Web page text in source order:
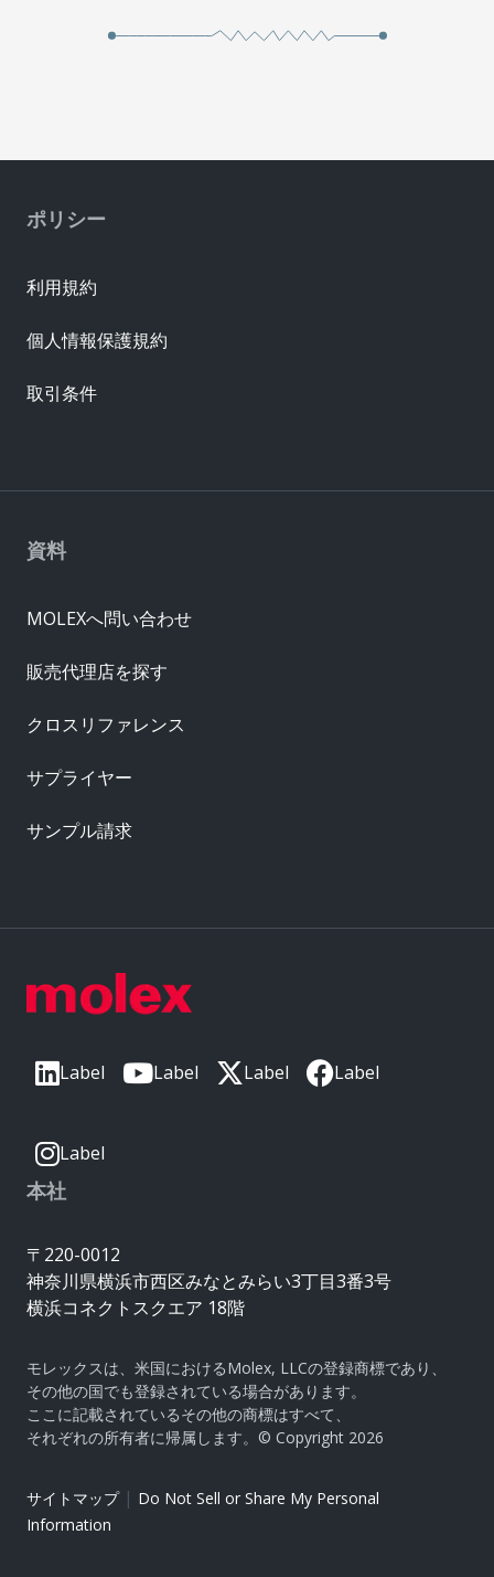
Label Label Label Label
Label
本社
〒220-0012
神奈川県横浜市西区みなとみらい3丁目3番3号
横浜コネクトスクエア 18階
モレックスは、米国におけるMolex, LLCの登録商標であり、
その他の国でも登録されている場合があります。
ここに記載されているその他の商標はすべて、
それぞれの所有者に帰属します。© Copyright 2026
サイトマップ| Do Not Sell or Share My Personal
Information
資料
MOLEXへ問い合わせ
販売代理店を探す
クロスリファレンス
サプライヤー
サンプル請求
ポリシー
利用規約
個人情報保護規約
取引条件